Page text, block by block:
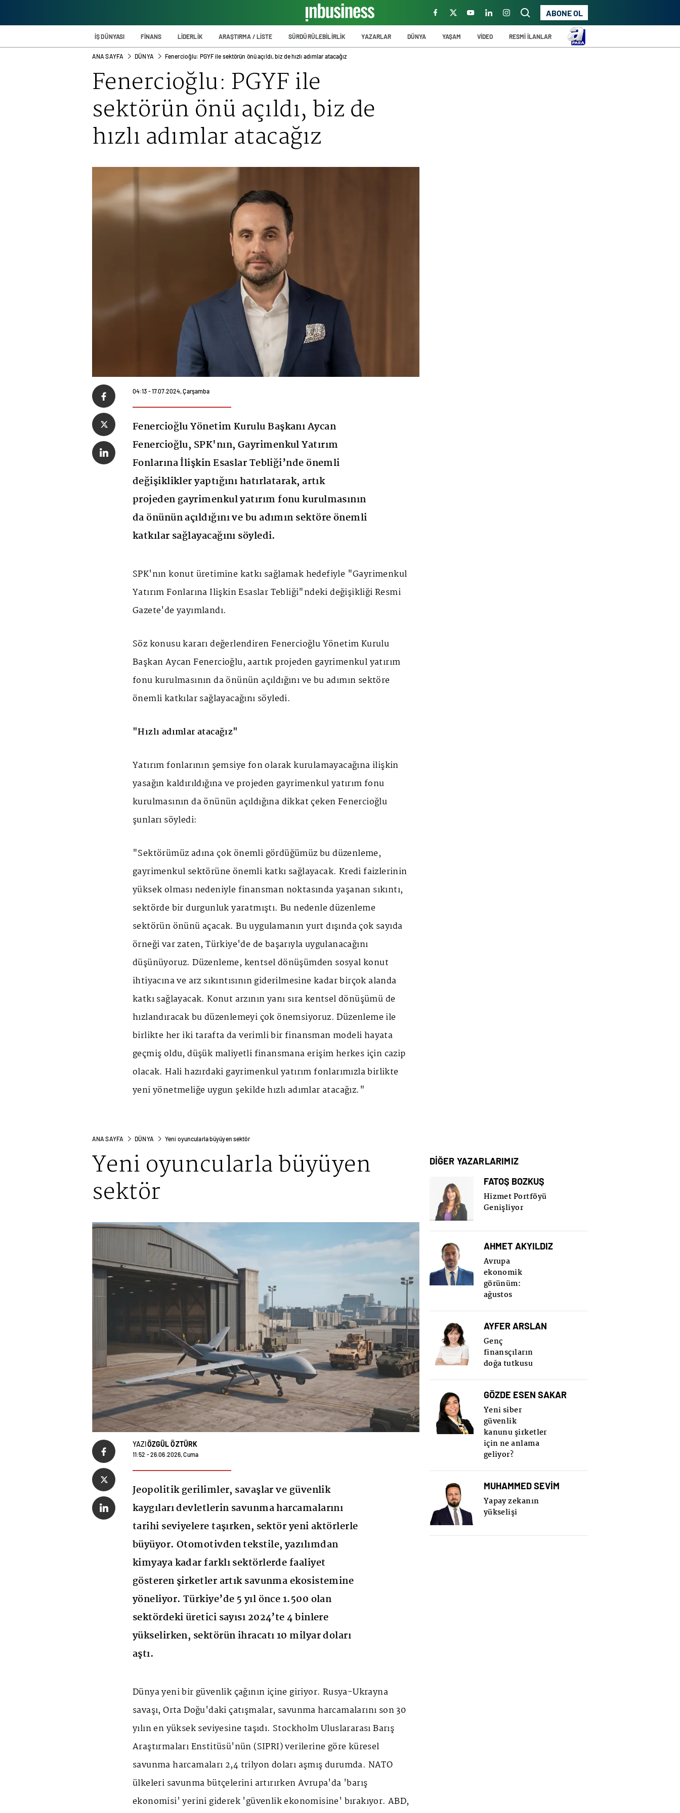
ABONE OL
İŞ DÜNYASI FİNANS LİDERLİK ARAŞTIRMA / LİSTE SÜRDÜRÜLEBİLİRLİK YAZARLAR DÜNYA YAŞAM VİDEO RESMİ İLANLAR
ANA SAYFA DÜNYA Fenercioğlu: PGYF ile sektörün önü açıldı, biz de hızlı adımlar atacağız
Fenercioğlu: PGYF ile
sektörün önü açıldı, biz de
hızlı adımlar atacağız
04:13 - 17.07.2024, Çarşamba
Fenercioğlu Yönetim Kurulu Başkanı Aycan
Fenercioğlu, SPK'nın, Gayrimenkul Yatırım
Fonlarına İlişkin Esaslar Tebliği’nde önemli
değişiklikler yaptığını hatırlatarak, artık
projeden gayrimenkul yatırım fonu kurulmasının
da önünün açıldığını ve bu adımın sektöre önemli
katkılar sağlayacağını söyledi.
SPK'nın konut üretimine katkı sağlamak hedefiyle "Gayrimenkul
Yatırım Fonlarına İlişkin Esaslar Tebliği"ndeki değişikliği Resmi
Gazete'de yayımlandı.
Söz konusu kararı değerlendiren Fenercioğlu Yönetim Kurulu
Başkan Aycan Fenercioğlu, aartık projeden gayrimenkul yatırım
fonu kurulmasının da önünün açıldığını ve bu adımın sektöre
önemli katkılar sağlayacağını söyledi.
"Hızlı adımlar atacağız"
Yatırım fonlarının şemsiye fon olarak kurulamayacağına ilişkin
yasağın kaldırıldığına ve projeden gayrimenkul yatırım fonu
kurulmasının da önünün açıldığına dikkat çeken Fenercioğlu
şunları söyledi:
"Sektörümüz adına çok önemli gördüğümüz bu düzenleme,
gayrimenkul sektörüne önemli katkı sağlayacak. Kredi faizlerinin
yüksek olması nedeniyle finansman noktasında yaşanan sıkıntı,
sektörde bir durgunluk yaratmıştı. Bu nedenle düzenleme
sektörün önünü açacak. Bu uygulamanın yurt dışında çok sayıda
örneği var zaten, Türkiye'de de başarıyla uygulanacağını
düşünüyoruz. Düzenleme, kentsel dönüşümden sosyal konut
ihtiyacına ve arz sıkıntısının giderilmesine kadar birçok alanda
katkı sağlayacak. Konut arzının yanı sıra kentsel dönüşümü de
hızlandıracak bu düzenlemeyi çok önemsiyoruz. Düzenleme ile
birlikte her iki tarafta da verimli bir finansman modeli hayata
geçmiş oldu, düşük maliyetli finansmana erişim herkes için cazip
olacak. Hali hazırdaki gayrimenkul yatırım fonlarımızla birlikte
yeni yönetmeliğe uygun şekilde hızlı adımlar atacağız."
ANA SAYFA DÜNYA Yeni oyuncularla büyüyen sektör
Yeni oyuncularla büyüyen
sektör
YAZIÖZGÜL ÖZTÜRK
11:52 - 26.06.2026, Cuma
Jeopolitik gerilimler, savaşlar ve güvenlik
kaygıları devletlerin savunma harcamalarını
tarihi seviyelere taşırken, sektör yeni aktörlerle
büyüyor. Otomotivden tekstile, yazılımdan
kimyaya kadar farklı sektörlerde faaliyet
gösteren şirketler artık savunma ekosistemine
yöneliyor. Türkiye’de 5 yıl önce 1.500 olan
sektördeki üretici sayısı 2024’te 4 binlere
yükselirken, sektörün ihracatı 10 milyar doları
aştı.
Dünya yeni bir güvenlik çağının içine giriyor. Rusya-Ukrayna
savaşı, Orta Doğu'daki çatışmalar, savunma harcamalarını son 30
yılın en yüksek seviyesine taşıdı. Stockholm Uluslararası Barış
Araştırmaları Enstitüsü'nün (SIPRI) verilerine göre küresel
savunma harcamaları 2,4 trilyon doları aşmış durumda. NATO
ülkeleri savunma bütçelerini artırırken Avrupa'da 'barış
ekonomisi' yerini giderek 'güvenlik ekonomisine' bırakıyor. ABD,
DİĞER YAZARLARIMIZ
FATOŞ BOZKUŞ
Hizmet Portföyü
Genişliyor
AHMET AKYILDIZ
Avrupa
ekonomik
görünüm:
ağustos
AYFER ARSLAN
Genç
finansçıların
doğa tutkusu
GÖZDE ESEN SAKAR
Yeni siber
güvenlik
kanunu şirketler
için ne anlama
geliyor?
MUHAMMED SEVİM
Yapay zekanın
yükselişi